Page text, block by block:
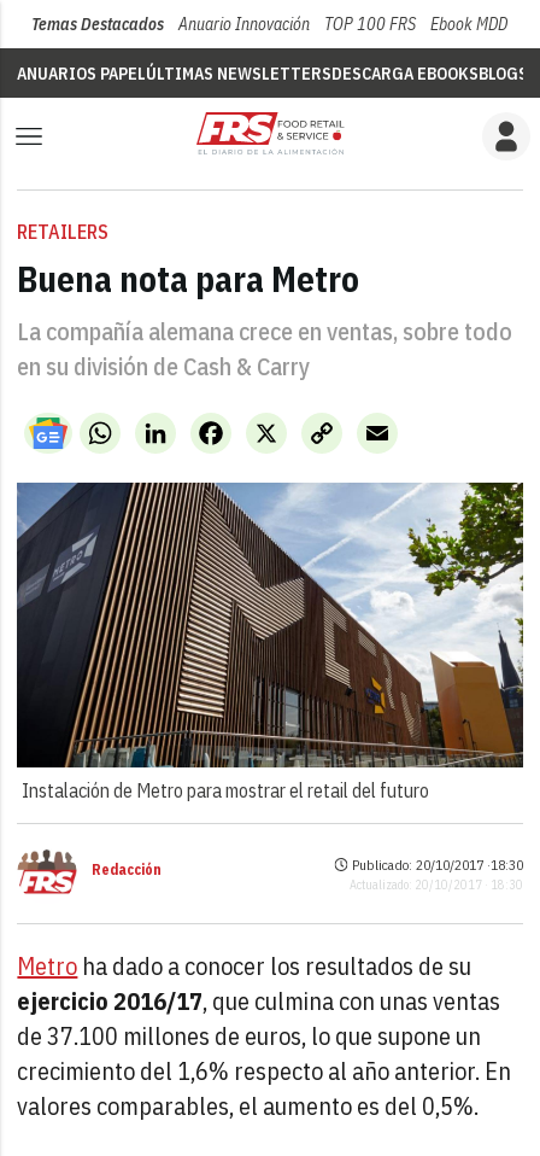
Temas Destacados Anuario Innovación TOP 100 FRS Ebook MDD
ANUARIOS PAPELÚLTIMAS NEWSLETTERSDESCARGA EBOOKSBLOGS
RETAILERS
Buena nota para Metro
La compañía alemana crece en ventas, sobre todo
en su división de Cash & Carry
WhatsAppLinkedIn X
Facebook
Copy
Link
Email
Instalación de Metro para mostrar el retail del futuro
Redacción Publicado: 20/10/2017 ·18:30
Actualizado: 20/10/2017 · 18:30
Metro ha dado a conocer los resultados de su
ejercicio 2016/17, que culmina con unas ventas
de 37.100 millones de euros, lo que supone un
crecimiento del 1,6% respecto al año anterior. En
valores comparables, el aumento es del 0,5%.